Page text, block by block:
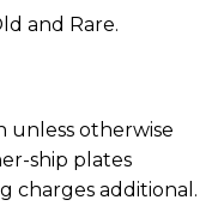
and Rare.
unless otherwise
ship plates
charges additional.